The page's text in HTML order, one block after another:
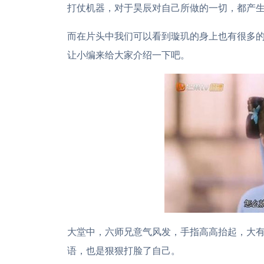
打仗机器，对于昊辰对自己所做的一切，都产
而在片头中我们可以看到璇玑的身上也有很多
让小编来给大家介绍一下吧。
大堂中，六师兄意气风发，手指高高抬起，大
语，也是狠狠打脸了自己。